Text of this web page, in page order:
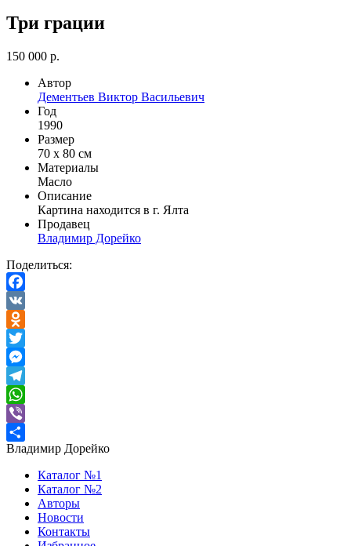
Три грации
150 000 р.
Автор
Дементьев Виктор Васильевич
Год
1990
Размер
70 х 80 см
Материалы
Масло
Описание
Картина находится в г. Ялта
Продавец
Владимир Дорейко
Поделиться:
Facebook
VK
Odnoklassniki
Twitter
Messenger
Telegram
WhatsApp
Viber
Отправить
Владимир Дорейко
Каталог №1
Каталог №2
Авторы
Новости
Контакты